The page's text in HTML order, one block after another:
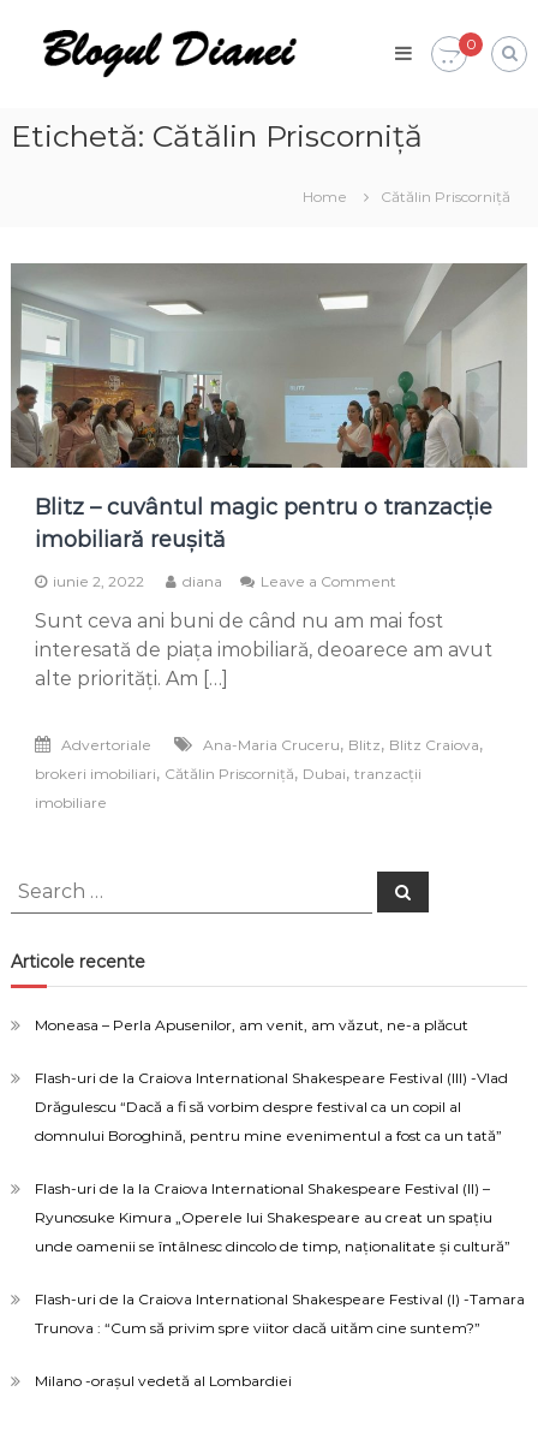
content
Blogul
Dianei
opinie,
călătorii
0
Etichetă: Cătălin Priscorniță
Home Cătălin Priscorniță
Blitz – cuvântul magic pentru o tranzacție
imobiliară reușită
iunie 2, 2022 diana Leave a Comment
–
cuvântul
imobiliară
reușită
Sunt ceva ani buni de când nu am mai fost
interesată de piața imobiliară, deoarece am avut
alte priorități. Am […]
Advertoriale Ana-Maria Cruceru, Blitz, Blitz Craiova,
brokeri imobiliari, Cătălin Priscorniță, Dubai, tranzacții
imobiliare
Search
for:
Search
Articole recente
Moneasa – Perla Apusenilor, am venit, am văzut, ne-a plăcut
Flash-uri de la Craiova International Shakespeare Festival (III) -Vlad
Drăgulescu “Dacă a fi să vorbim despre festival ca un copil al
domnului Boroghină, pentru mine evenimentul a fost ca un tată”
Flash-uri de la la Craiova International Shakespeare Festival (II) –
Ryunosuke Kimura „Operele lui Shakespeare au creat un spațiu
unde oamenii se întâlnesc dincolo de timp, naționalitate și cultură”
Flash-uri de la Craiova International Shakespeare Festival (I) -Tamara
Trunova : “Cum să privim spre viitor dacă uităm cine suntem?”
Milano -orașul vedetă al Lombardiei